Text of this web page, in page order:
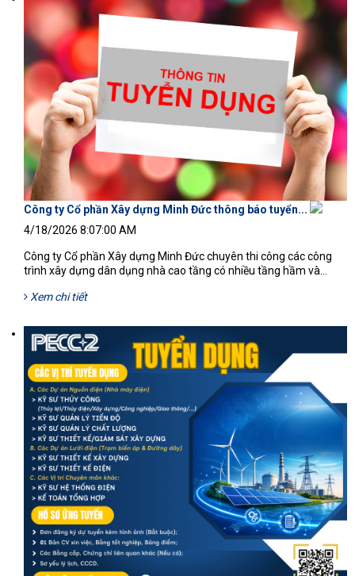
Công ty Cổ phần Xây dựng Minh Đức thông báo tuyển...
4/18/2026 8:07:00 AM
Công ty Cổ phần Xây dựng Minh Đức chuyên thi công các công
trình xây dựng dân dụng nhà cao tầng có nhiều tầng hầm và...
Xem chi tiết